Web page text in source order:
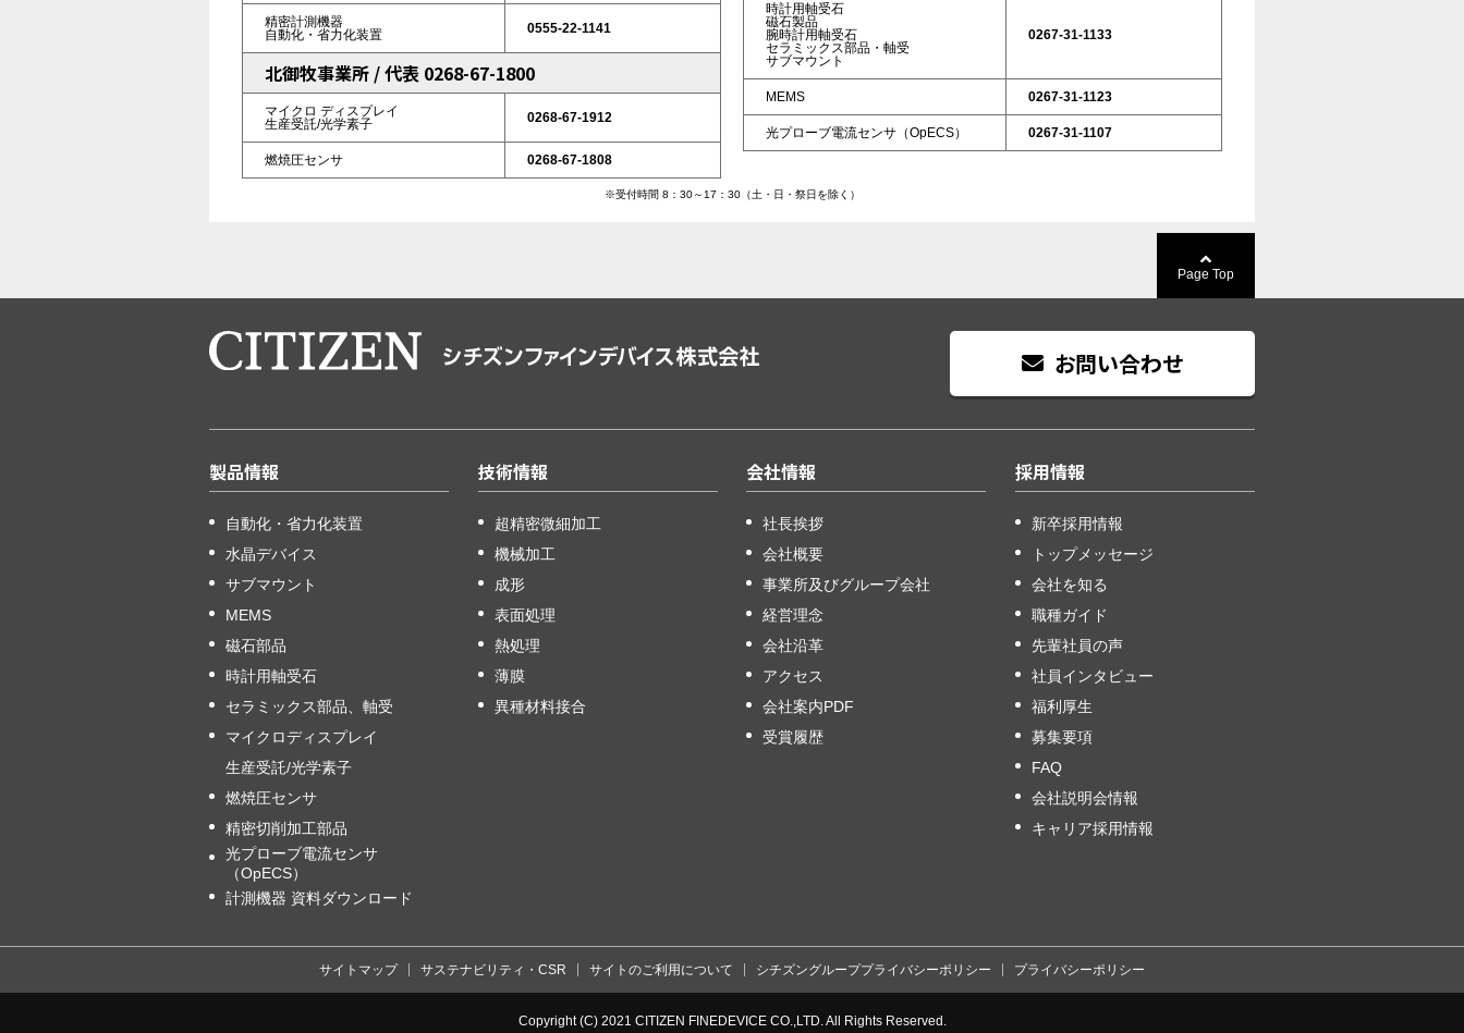
精密計測機器
自動化・省力化装置
0555-22-1141
北御牧事業所 / 代表 0268-67-1800
マイクロ ディスプレイ
生産受託/光学素子
0268-67-1912
燃焼圧センサ 0268-67-1808
時計用軸受石
磁石製品
腕時計用軸受石
セラミックス部品・軸受
サブマウント
0267-31-1133
MEMS 0267-31-1123
光プローブ電流センサ（OpECS） 0267-31-1107
※受付時間 8：30～17：30（土・日・祭日を除く）
Page Top
お問い合わせ
製品情報
自動化・省力化装置
水晶デバイス
サブマウント
MEMS
磁石部品
時計用軸受石
セラミックス部品、軸受
マイクロディスプレイ
生産受託/光学素子
燃焼圧センサ
精密切削加工部品
光プローブ電流センサ
（OpECS）
計測機器 資料ダウンロード
技術情報
超精密微細加工
機械加工
成形
表面処理
熱処理
薄膜
異種材料接合
会社情報
社長挨拶
会社概要
事業所及びグループ会社
経営理念
会社沿革
アクセス
会社案内PDF
受賞履歴
採用情報
新卒採用情報
トップメッセージ
会社を知る
職種ガイド
先輩社員の声
社員インタビュー
福利厚生
募集要項
FAQ
会社説明会情報
キャリア採用情報
サイトマップ サステナビリティ・CSR サイトのご利用について シチズングループプライバシーポリシー プライバシーポリシー
Copyright (C) 2021 CITIZEN FINEDEVICE CO.,LTD. All Rights Reserved.